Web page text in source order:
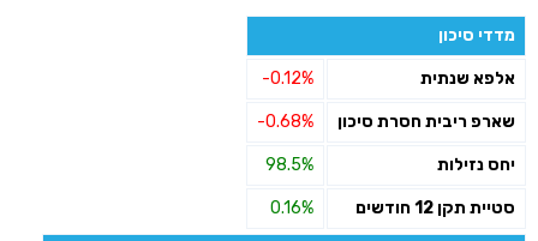
מדדי סיכון
אלפא שנתית -0.12%
שארפ ריבית חסרת סיכון -0.68%
יחס נזילות 98.5%
סטיית תקן 12 חודשים 0.16%